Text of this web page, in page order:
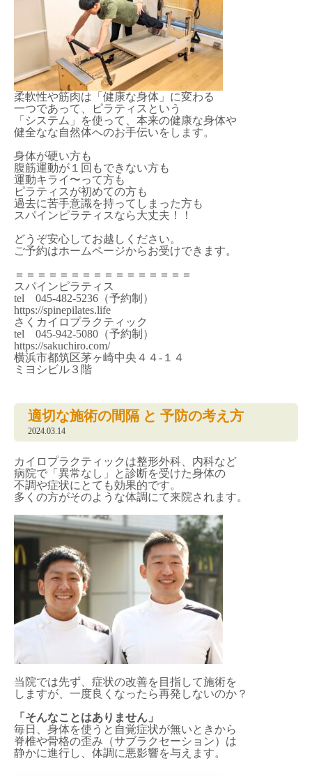
柔軟性や筋肉は「健康な身体」に変わる
一つであって、ピラティスという
「システム」を使って、本来の健康な身体や
健全なな自然体へのお手伝いをします。
身体が硬い方も
腹筋運動が１回もできない方も
運動キライ〜って方も
ピラティスが初めての方も
過去に苦手意識を持ってしまった方も
スパインピラティスなら大丈夫！！
どうぞ安心してお越しください。
ご予約はホームページからお受けできます。
＝＝＝＝＝＝＝＝＝＝＝＝＝＝＝＝
スパインピラティス
tel 045-482-5236（予約制）
https://spinepilates.life
さくカイロプラクティック
tel 045-942-5080（予約制）
https://sakuchiro.com/
横浜市都筑区茅ヶ崎中央４４-１４
ミヨシビル３階
適切な施術の間隔 と 予防の考え方
2024.03.14
カイロプラクティックは整形外科、内科など
病院で「異常なし」と診断を受けた身体の
不調や症状にとても効果的です。
多くの方がそのような体調にて来院されます。
当院では先ず、症状の改善を目指して施術を
しますが、一度良くなったら再発しないのか？
「そんなことはありません」
毎日、身体を使うと自覚症状が無いときから
脊椎や骨格の歪み（サブラクセーション）は
静かに進行し、体調に悪影響を与えます。